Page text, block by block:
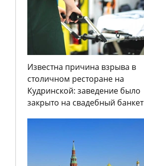
Известна причина взрыва в
столичном ресторане на
Кудринской: заведение было
закрыто на свадебный банкет